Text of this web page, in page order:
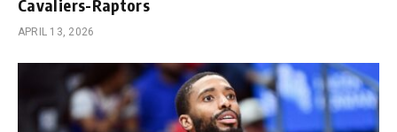
Cavaliers-Raptors
APRIL 13, 2026